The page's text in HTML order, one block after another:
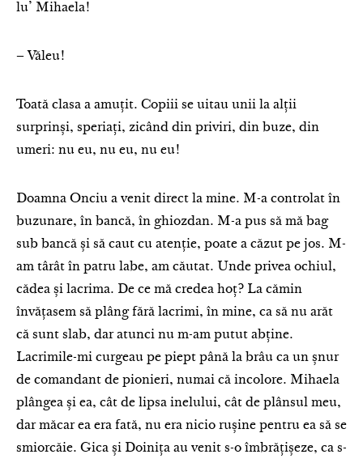
lu’ Mihaela!
– Văleu!
Toată clasa a amuțit. Copiii se uitau unii la alții
surprinși, speriați, zicând din priviri, din buze, din
umeri: nu eu, nu eu, nu eu!
Doamna Onciu a venit direct la mine. M-a controlat în
buzunare, în bancă, în ghiozdan. M-a pus să mă bag
sub bancă și să caut cu atenție, poate a căzut pe jos. M-
am târât în patru labe, am căutat. Unde privea ochiul,
cădea și lacrima. De ce mă credea hoț? La cămin
învățasem să plâng fără lacrimi, în mine, ca să nu arăt
că sunt slab, dar atunci nu m-am putut abține.
Lacrimile-mi curgeau pe piept până la brâu ca un șnur
de comandant de pionieri, numai că incolore. Mihaela
plângea și ea, cât de lipsa inelului, cât de plânsul meu,
dar măcar ea era fată, nu era nicio rușine pentru ea să se
smiorcăie. Gica și Doinița au venit s-o îmbrățișeze, ca s-